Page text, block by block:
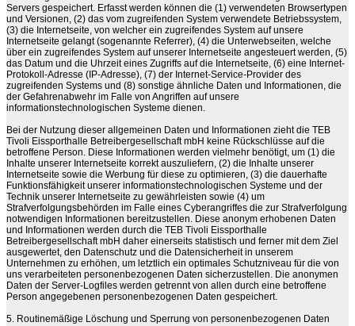
Servers gespeichert. Erfasst werden können die (1) verwendeten Browsertypen
und Versionen, (2) das vom zugreifenden System verwendete Betriebssystem,
(3) die Internetseite, von welcher ein zugreifendes System auf unsere
Internetseite gelangt (sogenannte Referrer), (4) die Unterwebseiten, welche
über ein zugreifendes System auf unserer Internetseite angesteuert werden, (5)
das Datum und die Uhrzeit eines Zugriffs auf die Internetseite, (6) eine Internet-
Protokoll-Adresse (IP-Adresse), (7) der Internet-Service-Provider des
zugreifenden Systems und (8) sonstige ähnliche Daten und Informationen, die
der Gefahrenabwehr im Falle von Angriffen auf unsere
informationstechnologischen Systeme dienen.
Bei der Nutzung dieser allgemeinen Daten und Informationen zieht die TEB
Tivoli Eissporthalle Betreibergesellschaft mbH keine Rückschlüsse auf die
betroffene Person. Diese Informationen werden vielmehr benötigt, um (1) die
Inhalte unserer Internetseite korrekt auszuliefern, (2) die Inhalte unserer
Internetseite sowie die Werbung für diese zu optimieren, (3) die dauerhafte
Funktionsfähigkeit unserer informationstechnologischen Systeme und der
Technik unserer Internetseite zu gewährleisten sowie (4) um
Strafverfolgungsbehörden im Falle eines Cyberangriffes die zur Strafverfolgung
notwendigen Informationen bereitzustellen. Diese anonym erhobenen Daten
und Informationen werden durch die TEB Tivoli Eissporthalle
Betreibergesellschaft mbH daher einerseits statistisch und ferner mit dem Ziel
ausgewertet, den Datenschutz und die Datensicherheit in unserem
Unternehmen zu erhöhen, um letztlich ein optimales Schutzniveau für die von
uns verarbeiteten personenbezogenen Daten sicherzustellen. Die anonymen
Daten der Server-Logfiles werden getrennt von allen durch eine betroffene
Person angegebenen personenbezogenen Daten gespeichert.
5. Routinemäßige Löschung und Sperrung von personenbezogenen Daten